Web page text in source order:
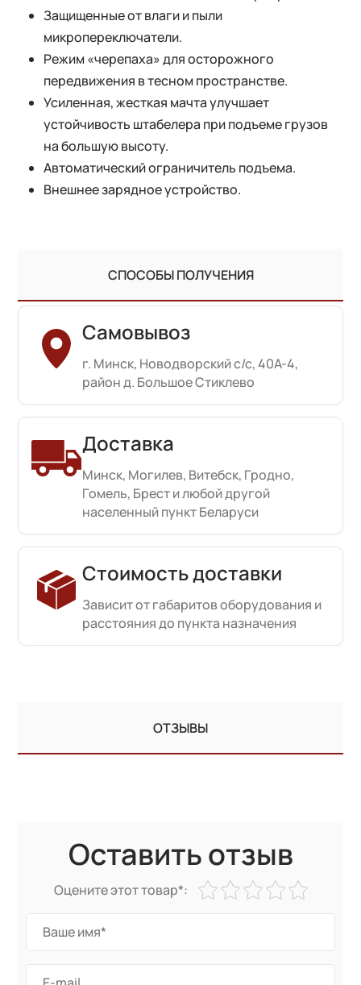
Защищенные от влаги и пыли
микропереключатели.
Режим «черепаха» для осторожного
передвижения в тесном пространстве.
Усиленная, жесткая мачта улучшает
устойчивость штабелера при подъеме грузов
на большую высоту.
Автоматический ограничитель подъема.
Внешнее зарядное устройство.
СПОСОБЫ ПОЛУЧЕНИЯ
Самовывоз
г. Минск, Новодворский с/с, 40А-4,
район д. Большое Стиклево
Доставка
Минск, Могилев, Витебск, Гродно,
Гомель, Брест и любой другой
населенный пункт Беларуси
Стоимость доставки
Зависит от габаритов оборудования и
расстояния до пункта назначения
ОТЗЫВЫ
Оставить отзыв
Оцените этот товар*: